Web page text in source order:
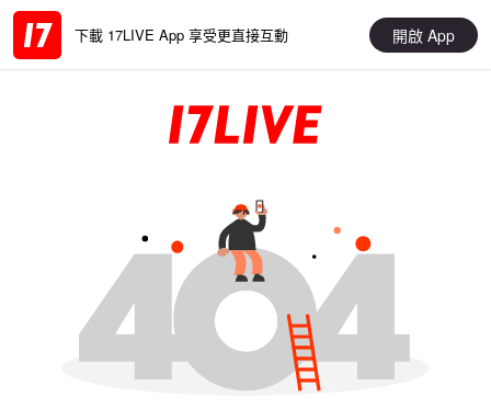
下載 17LIVE App 享受更直接互動 開啟 App